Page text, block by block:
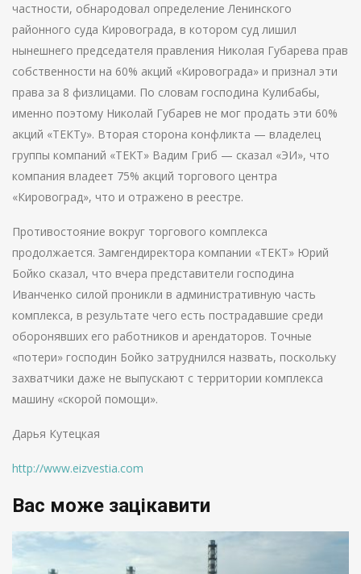
частности, обнародовал определение Ленинского
районного суда Кировограда, в котором суд лишил
нынешнего председателя правления Николая Губарева прав
собственности на 60% акций «Кировограда» и признал эти
права за 8 физлицами. По словам господина Кулибабы,
именно поэтому Николай Губарев не мог продать эти 60%
акций «ТЕКТу». Вторая сторона конфликта — владелец
группы компаний «ТЕКТ» Вадим Гриб — сказал «ЭИ», что
компания владеет 75% акций торгового центра
«Кировоград», что и отражено в реестре.
Противостояние вокруг торгового комплекса
продолжается. Замгендиректора компании «ТЕКТ» Юрий
Бойко сказал, что вчера представители господина
Иванченко силой проникли в административную часть
комплекса, в результате чего есть пострадавшие среди
оборонявших его работников и арендаторов. Точные
«потери» господин Бойко затруднился назвать, поскольку
захватчики даже не выпускают с территории комплекса
машину «скорой помощи».
Дарья Кутецкая
http://www.eizvestia.com
Вас може зацікавити